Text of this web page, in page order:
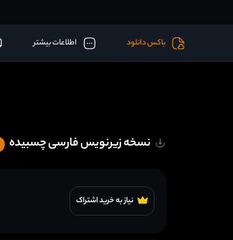
باکس دانلود اطلاعات بیشتر
نسخه زیرنویس فارسی چسبیده
نیاز به خرید اشتراک